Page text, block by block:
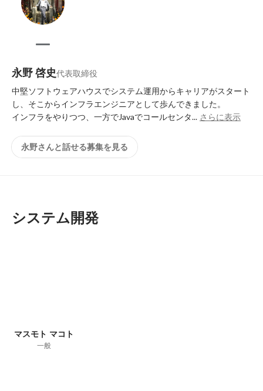
永野 啓史代表取締役
中堅ソフトウェアハウスでシステム運用からキャリアがスタート
し、そこからインフラエンジニアとして歩んできました。
インフラをやりつつ、一方でJavaでコールセンタ... さらに表示
永野さんと話せる募集を見る
システム開発
マスモト マコト
一般